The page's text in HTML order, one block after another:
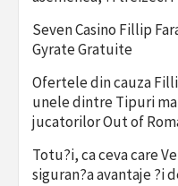
Seven Casino Fillip
Gyrate Gratuite
Ofertele din cauza
unele dintre Tipuri
jucatorilor Out of
Totu?i, ca ceva care
siguran?a avantaje ?i